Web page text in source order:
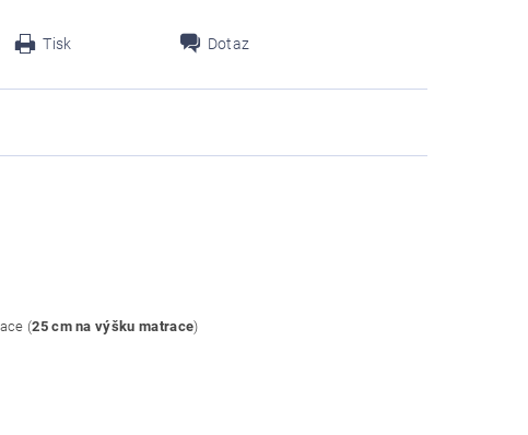
Tisk Dotaz
(25 cm na výšku matrace)